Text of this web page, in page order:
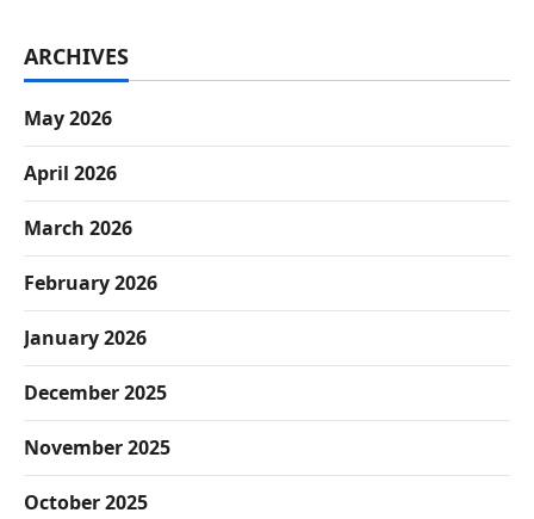
ARCHIVES
May 2026
April 2026
March 2026
February 2026
January 2026
December 2025
November 2025
October 2025